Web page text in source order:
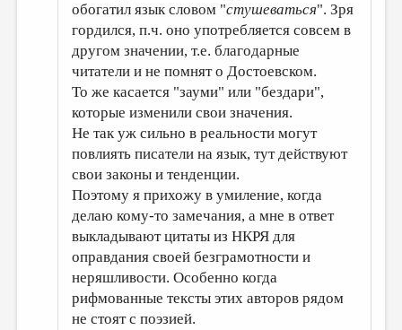
обогатил язык словом "стушеваться". Зря
гордился, п.ч. оно употребляется совсем в
другом значении, т.е. благодарные
читатели и не помнят о Достоевском.
То же касается "зауми" или "бездари",
которые изменили свои значения.
Не так уж сильно в реальности могут
повлиять писатели на язык, тут действуют
свои законы и тенденции.
Поэтому я прихожу в умиление, когда
делаю кому-то замечания, а мне в ответ
выкладывают цитаты из НКРЯ для
оправдания своей безграмотности и
неряшливости. Особенно когда
рифмованные тексты этих авторов рядом
не стоят с поэзией.